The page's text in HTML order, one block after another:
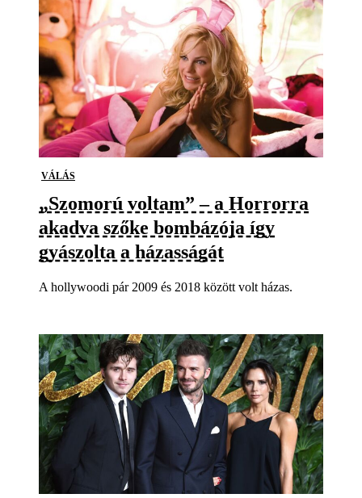
VÁLÁS
„Szomorú voltam” – a Horrorra
akadva szőke bombázója így
gyászolta a házasságát
A hollywoodi pár 2009 és 2018 között volt házas.